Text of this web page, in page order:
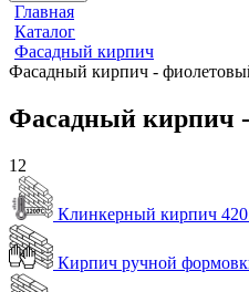
Главная
Каталог
Фасадный кирпич
Фасадный кирпич -
Фасадный кирпич
12
Клинкерный кирпич
Кирпич ручной